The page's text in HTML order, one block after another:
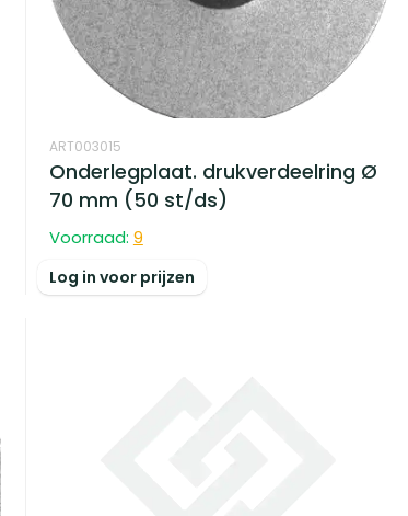
ART003015
Onderlegplaat. drukverdeelring Ø
70 mm (50 st/ds)
Voorraad: 9
Log in voor prijzen